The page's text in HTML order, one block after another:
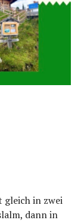
gleich in zwei
dann in